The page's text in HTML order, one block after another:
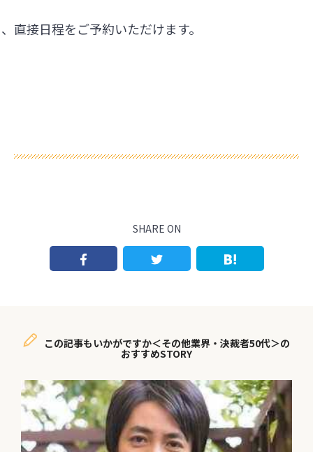
直接日程をご予約いただけます。
SHARE ON
この記事もいかがですか＜その他業界・決裁者50代＞の
おすすめSTORY